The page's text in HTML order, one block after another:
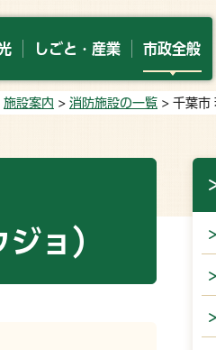
しごと・産業 市政全般
施設案内 > 消防施設の一覧 > 千葉市
ョ）